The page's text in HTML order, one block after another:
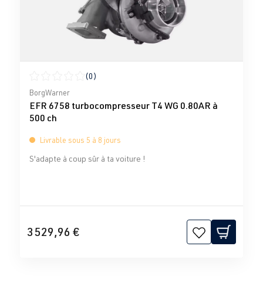
Note moyenne de 0 sur 5 étoiles
(0)
BorgWarner
EFR 6758 turbocompresseur T4 WG 0.80AR à
500 ch
Livrable sous 5 à 8 jours
S'adapte à coup sûr à ta voiture !
3 529,96 €